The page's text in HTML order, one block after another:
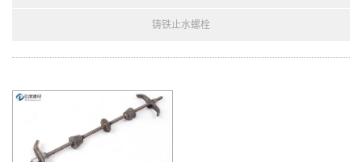
铸铁止水螺栓